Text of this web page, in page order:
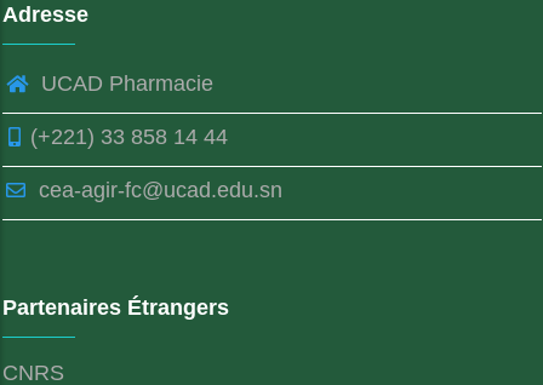
Adresse
UCAD Pharmacie
(+221) 33 858 14 44
cea-agir-fc@ucad.edu.sn
Partenaires Étrangers
CNRS